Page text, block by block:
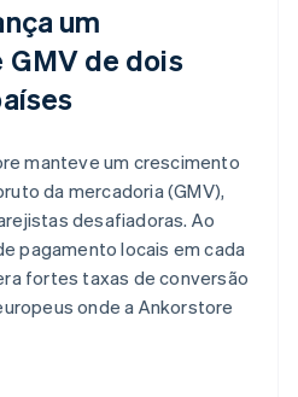
um
de dois
manteve um crescimento
da mercadoria (GMV),
desafiadoras. Ao
pagamento locais em cada
fortes taxas de conversão
onde a Ankorstore